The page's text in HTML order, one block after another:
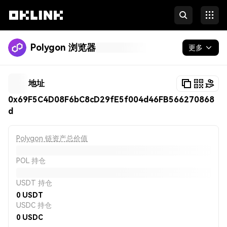
Polygon 浏览器 更多
代币 & NFT
开发者
更多
地址
0x69F5C4D08F6bC8cD29fE5f004d46FB566270868
d
Polygon 链资产总价值
POL 持仓
USDT 持仓
0 USDT
USDC 持仓
0 USDC